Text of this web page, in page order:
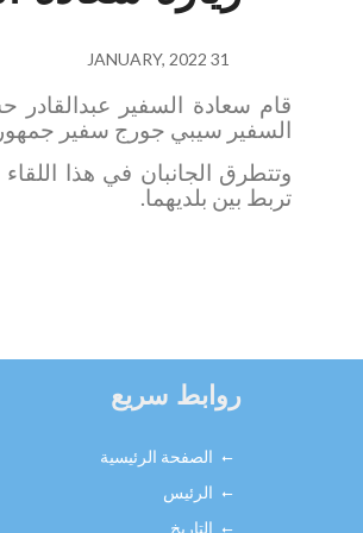
31 JANUARY, 2022
السفير سيبي جورج سفير
وتتطرق الجانبان في هذا اللقاء
تربط بين بلديهما.
روابط سريع
الصفحة الرئيسية
الرئيس
التاريخ